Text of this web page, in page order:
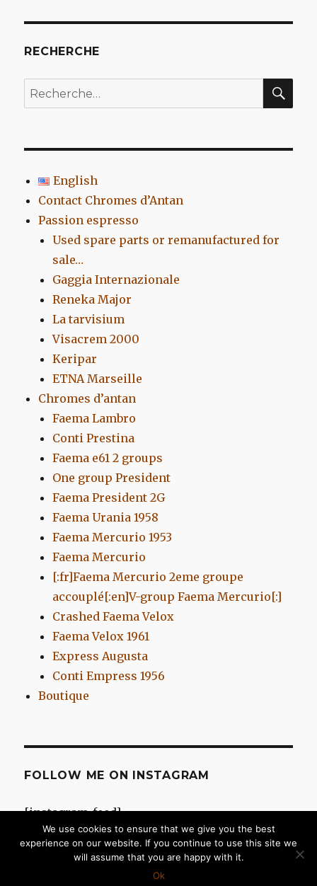
RECHERCHE
Recherche
pour
English
Contact Chromes d’Antan
Passion espresso
Used spare parts or remanufactured for
sale…
Gaggia Internazionale
Reneka Major
La tarvisium
Visacrem 2000
Keripar
ETNA Marseille
Chromes d’antan
Faema Lambro
Conti Prestina
Faema e61 2 groups
One group President
Faema President 2G
Faema Urania 1958
Faema Mercurio 1953
Faema Mercurio
[:fr]Faema Mercurio 2eme groupe
accouplé[:en]V-group Faema Mercurio[:]
Crashed Faema Velox
Faema Velox 1961
Express Augusta
Conti Empress 1956
Boutique
FOLLOW ME ON INSTAGRAM
[instagram-feed]
Fièrement propulsé par WordPress
We use cookies to ensure that we give you the best
experience on our website. If you continue to use this site we
will assume that you are happy with it.
Ok